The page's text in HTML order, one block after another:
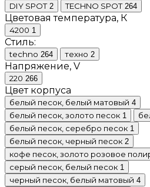
DIY SPOT 2 TECHNO SPOT 264
Цветовая температура, К
4200 1
Стиль:
techno 264 техно 2
Напряжение, V
220 266
Цвет корпуса
белый песок, белый матовый 4
белый песок, золото песок 1
белый песок, серебро песок 1
белый песок, черный песок 2
кофе песок, золото розовое
серый песок, белый песок 1
черный песок, белый матовый 4